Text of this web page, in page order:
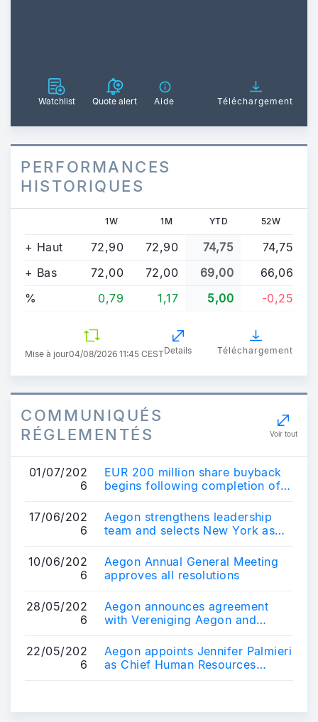
Watchlist Quote alert Aide Téléchargement
PERFORMANCES
HISTORIQUES
1W 1M YTD 52W
+ Haut 72,90 72,90 74,75
74,75
+ Bas
72,00 72,00 69,00
66,06
%
0,79 1,17 5,00 -0,25
Mise à jour04/08/2026 11:45 CESTDetails Téléchargement
COMMUNIQUÉS
RÉGLEMENTÉS
Voir tout
01/07/202
6
EUR 200 million share buyback
begins following completion of
17/06/202
6
Aegon strengthens leadership
team and selects New York as
headquarters
10/06/202
6
Aegon Annual General Meeting
approves all resolutions
28/05/202
6
Aegon announces agreement
with Vereniging Aegon and
aligned governance ...
22/05/202
6
Aegon appoints Jennifer Palmieri
as Chief Human Resources